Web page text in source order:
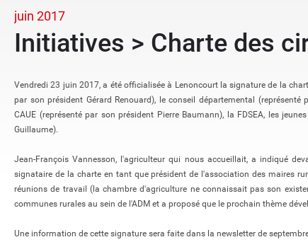
juin 2017
Initiatives > Charte des
Vendredi 23 juin 2017, a été officialisée à Lenoncourt la signature de la
par son président Gérard Renouard), le conseil départemental
CAUE (représenté par son président Pierre Baumann), la FDSEA, les
Guillaume).
Jean-François Vannesson, l'agriculteur qui nous accueillait, a indiqué
signataire de la charte en tant que président de l'association des maires
réunions de travail (la chambre d'agriculture ne connaissait pas son
communes rurales au sein de l'ADM et a proposé que le prochain thème
Une information de cette signature sera faite dans la newsletter de